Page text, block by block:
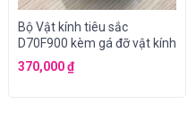
Bộ Vật kính tiêu sắc
D70F900 kèm gá đỡ vật kính
370,000₫